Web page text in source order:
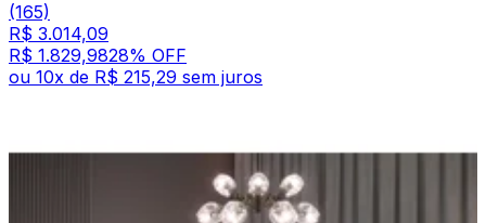
(165)
R$ 3.014,09
R$ 1.829,9828% OFF
ou 10x de R$ 215,29 sem juros